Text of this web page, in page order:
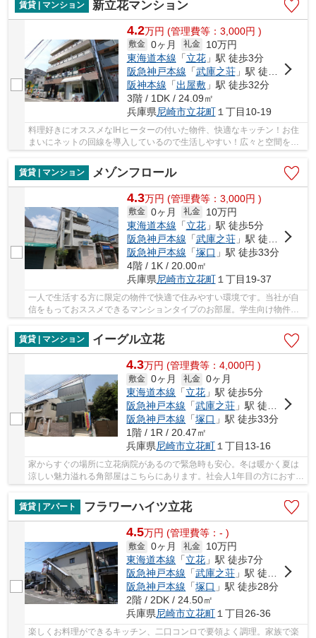
賃貸 | マンション 新立花マンション
4.2万円 (管理費等：3,000円 )
敷金 0ヶ月 礼金
10万円
東海道本線 「立花」駅 徒歩3分
阪急神戸本線 「武庫之荘」駅 徒歩27分
阪神本線 「出屋敷」駅 徒歩32分
3階 / 1DK / 24.09㎡
兵庫県尼崎市立花町１丁目10-19
料理好きにオススメなIHヒーターの付いた物件、快適なキッチン！お住
まいにネットの回線を導入しているので生活しやすい！広々と空間を使
える鉄骨造はいかがですか！室温を一定に保つ...
賃貸 | マンション
メゾンフロール
4.3万円 (管理費等：3,000円 )
敷金 0ヶ月 礼金
10万円
東海道本線 「立花」駅 徒歩5分
阪急神戸本線 「武庫之荘」駅 徒歩26分
阪急神戸本線 「塚口 」駅 徒歩33分
4階 / 1K / 20.00㎡
兵庫県尼崎市立花町１丁目19-37
一人で生活する方に限定の物件で快適で住みやすい環境です。当社が自
信をもっておススメできるマンションタイプのお部屋。学生向け物件は
学生に適した造りになっており住みやすいです...
賃貸 | マンション
イーグル立花
4.3万円 (管理費等：4,000円 )
敷金 0ヶ月 礼金 0ヶ月
東海道本線 「立花 」駅 徒歩5分
阪急神戸本線 「武庫之荘 」駅 徒歩26分
阪急神戸本線 「塚口 」駅 徒歩33分
1階 / 1R / 20.47㎡
兵庫県尼崎市立花町１丁目13-16
家からすぐの場所に立花病院があるので緊急時も安心。冬は暖かく夏は
涼しい魅力溢れる角部屋はこちらにあります。社会人1年目の方におすす
賃貸 | アパート
フラワーハイツ立花
4.5万円 (管理費等：- )
敷金 0ヶ月 礼金
10万円
東海道本線 「立花 」駅 徒歩7分
阪急神戸本線 「武庫之荘 」駅 徒歩25分
阪急神戸本線 「塚口 」駅 徒歩28分
2階 / 2DK / 24.50㎡
兵庫県尼崎市立花町１丁目26-36
楽しくお料理ができるキッチン、二口コンロで要領よく調理。家族で楽